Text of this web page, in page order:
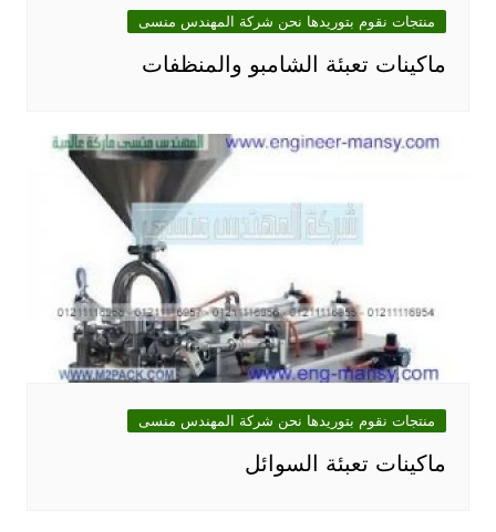
منتجات نقوم بتوريدها نحن شركة المهندس منسى
ماكينات تعبئة الشامبو والمنظفات
منتجات نقوم بتوريدها نحن شركة المهندس منسى
ماكينات تعبئة السوائل